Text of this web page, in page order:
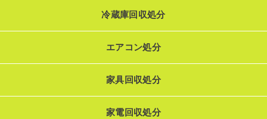
冷蔵庫回収処分
エアコン処分
家具回収処分
家電回収処分